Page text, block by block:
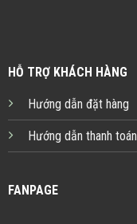
HỖ TRỢ KHÁCH HÀNG
Hướng dẫn đặt hàng
Hướng dẫn thanh toán
FANPAGE